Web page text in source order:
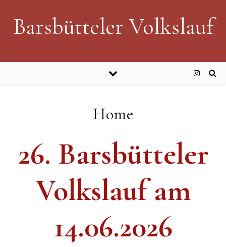
Barsbütteler Volkslauf
Home
26. Barsbütteler
Volkslauf am
14.06.2026